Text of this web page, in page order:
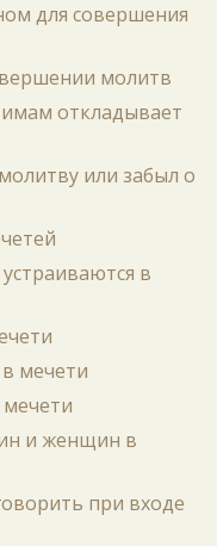
для совершения
молитв
имам откладывает
или забыл о
в
мечети
и женщин в
при входе